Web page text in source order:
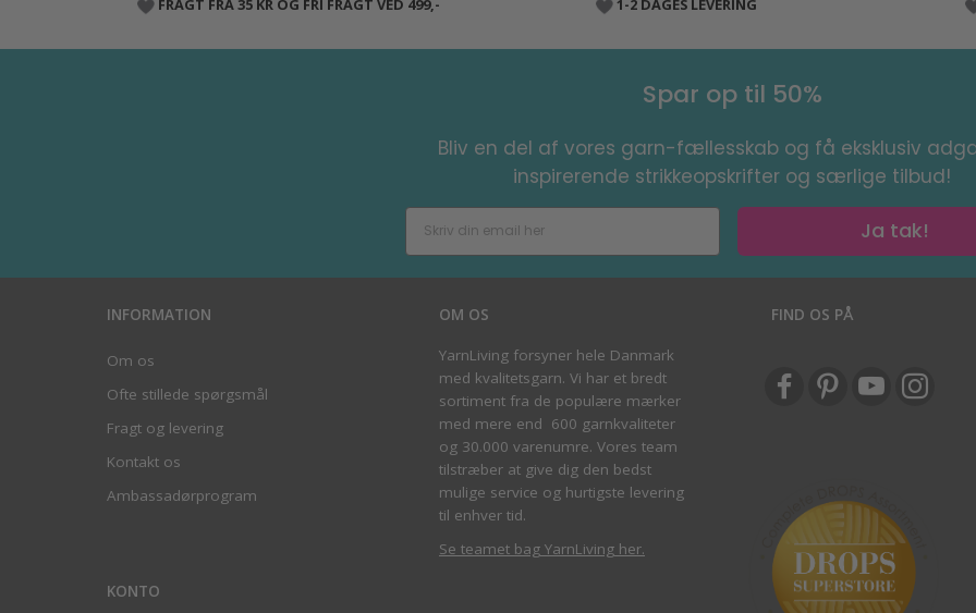
FRAGT FRA 35 KR OG FRI FRAGT VED 499,- 1-2 DAGES LEVERING
Spar op til 50%
Bliv en del af vores garn-fællesskab og få eksklusiv
inspirerende strikkeopskrifter og særlige tilbud!
Ja tak!
INFORMATION
Om os
Ofte stillede spørgsmål
Fragt og levering
Kontakt os
Ambassadørprogram
KONTO
OM OS
YarnLiving forsyner hele Danmark
med kvalitetsgarn. Vi har et bredt
sortiment fra de populære mærker
med mere end 600 garnkvaliteter
og 30.000 varenumre. Vores team
tilstræber at give dig den bedst
mulige service og hurtigste levering
til enhver tid.
Se teamet bag YarnLiving her.
FIND OS PÅ